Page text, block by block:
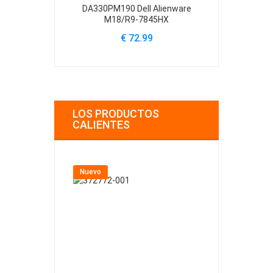
DA330PM190 Dell Alienware
M18/R9-7845HX
€ 72.99
LOS PRODUCTOS
CALIENTES
Nuevo